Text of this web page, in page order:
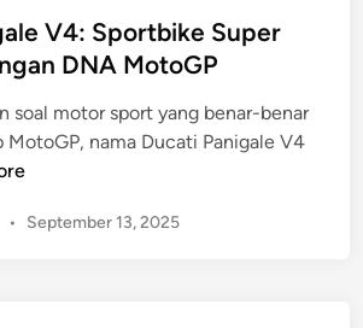
V4: Sportbike Super
DNA MotoGP
soal motor sport yang benar-benar
MotoGP, nama Ducati Panigale V4
• September 13, 2025